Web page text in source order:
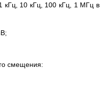
кГц, 10 кГц, 100 кГц, 1 МГц в
смещения: